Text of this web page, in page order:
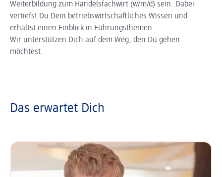
Weiterbildung zum Handelsfachwirt (w/m/d) sein. Dabei
vertiefst Du Dein betriebswirtschaftliches Wissen und
erhältst einen Einblick in Führungsthemen.
Wir unterstützen Dich auf dem Weg, den Du gehen
möchtest.
Das erwartet Dich